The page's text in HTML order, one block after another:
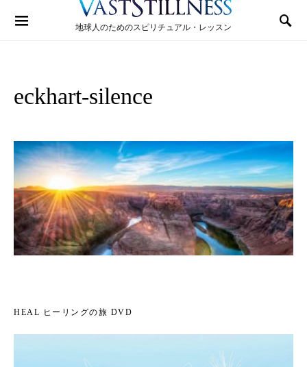
地球人のためのスピリチュアル・レッスン
Search for:
eckhart-silence
HEAL ヒーリングの旅 DVD